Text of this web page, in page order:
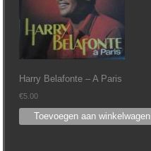
Harry Belafonte – A Paris
€5.00
Toevoegen aan winkelwagen